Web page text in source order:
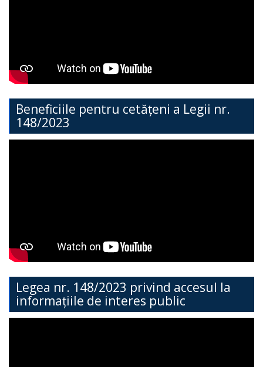
Cimișlia
Direcția
Economie,
Dezvoltare
Teritorială
Secția
Beneficiile pentru cetățeni a Legii nr.
148/2023
Legea nr. 148/2023 privind accesul la
informațiile de interes public